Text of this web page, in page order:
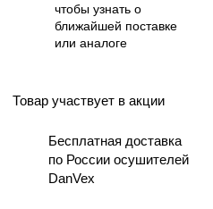
чтобы узнать о
ближайшей поставке
или аналоге
Товар участвует в акции
Бесплатная доставка
по России осушителей
DanVex